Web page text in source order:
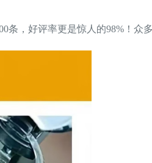
条，好评率更是惊人的98%！